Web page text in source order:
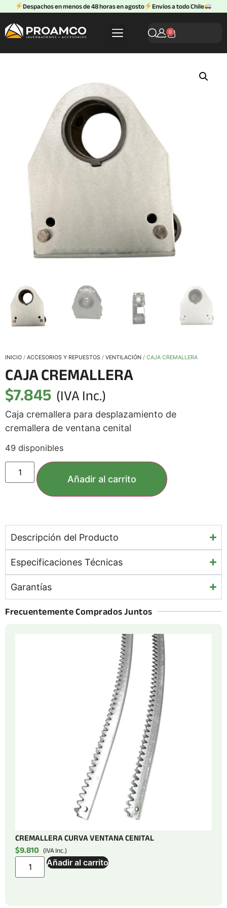
Despachos en menos de 48 horas en agosto Envíos a todo Chile
0
INICIO / ACCESORIOS Y REPUESTOS / VENTILACIÓN / CAJA CREMALLERA
CAJA CREMALLERA
$7.845 (IVA Inc.)
Caja cremallera para desplazamiento de
cremallera de ventana cenital
49 disponibles
Añadir al carrito
Descripción del Producto
Especificaciones Técnicas
Garantías
Frecuentemente Comprados Juntos
CREMALLERA CURVA VENTANA CENITAL
$9.810 (IVA Inc.)
Añadir al carrito